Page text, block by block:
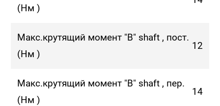
(Нм )
Макс.крутящий момент "B" shaft , пост.
(Нм )
12
Макс.крутящий момент "B" shaft , пер.
(Нм )
14